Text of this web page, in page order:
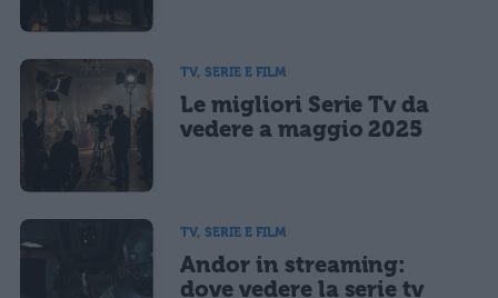
TV, SERIE E FILM
Le migliori Serie Tv da
vedere a maggio 2025
TV, SERIE E FILM
Andor in streaming:
dove vedere la serie tv